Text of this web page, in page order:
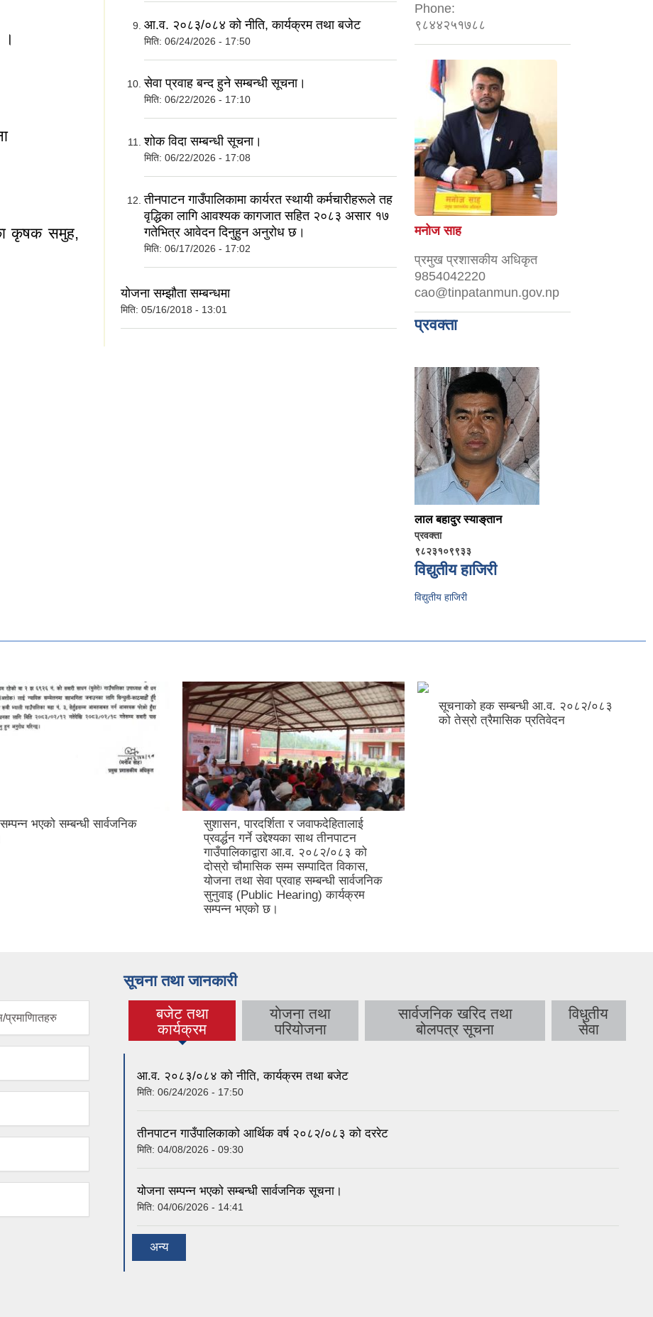
।
कृषक समुह,
आ.व. २०८३/०८४ को नीति, कार्यक्रम तथा बजेट
मिति: 06/24/2026 - 17:50
सेवा प्रवाह बन्द हुने सम्बन्धी सूचना।
मिति: 06/22/2026 - 17:10
शोक विदा सम्बन्धी सूचना।
मिति: 06/22/2026 - 17:08
तीनपाटन गाउँपालिकामा कार्यरत स्थायी कर्मचारीहरूले तह
वृद्धिका लागि आवश्यक कागजात सहित २०८३ असार १७
गतेभित्र आवेदन दिनुहुन अनुरोध छ।
मिति: 06/17/2026 - 17:02
योजना सम्झौता सम्बन्धमा
मिति: 05/16/2018 - 13:01
Phone:
९८४४२५१७८८
मनोज साह
प्रमुख प्रशासकीय अधिकृत
9854042220
cao@tinpatanmun.gov.np
प्रवक्ता
लाल बहादुर स्याङ्‌तान
प्रवक्ता
९८२३१०९९३३
विद्य‍ुतीय हाजिरी
विद्य‍ुतीय हाजिरी
भएको सम्बन्धी सार्वजनिक
सुशासन, पारदर्शिता र जवाफदेहितालाई
प्रवर्द्धन गर्ने उद्देश्यका साथ तीनपाटन
गाउँपालिकाद्वारा आ.व. २०८२/०८३ को
दोस्रो चौमासिक सम्म सम्पादित विकास,
योजना तथा सेवा प्रवाह सम्बन्धी सार्वजनिक
सुनुवाइ (Public Hearing) कार्यक्रम
सम्पन्न भएको छ।
सूचनाको हक सम्बन्धी आ.व. २०८२/०८३
को तेस्रो त्रैमासिक प्रतिवेदन
सूचना तथा जानकारी
बजेट तथा
कार्यक्रम
(active tab)
याेजना तथा
परियोजना
सार्वजनिक खरिद तथा
बोलपत्र सूचना
विधुतीय
सेवा
आ.व. २०८३/०८४ को नीति, कार्यक्रम तथा बजेट
मिति: 06/24/2026 - 17:50
तीनपाटन गाउँपालिकाको आर्थिक वर्ष २०८२/०८३ को दररेट
मिति: 04/08/2026 - 09:30
योजना सम्पन्न भएको सम्बन्धी सार्वजनिक सूचना।
मिति: 04/06/2026 - 14:41
अन्य